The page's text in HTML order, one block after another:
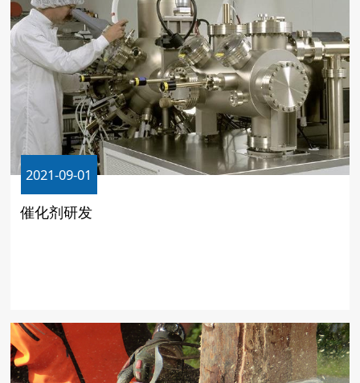
催化剂研发
2021-09-01